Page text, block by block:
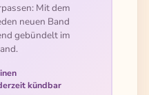
Mit dem
neuen Band
gebündelt im
kündbar